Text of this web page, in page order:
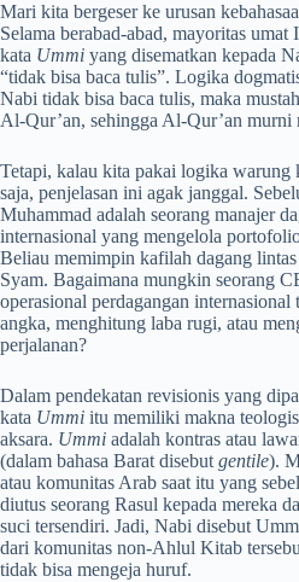
Mari kita bergeser ke urusan
Selama berabad-abad, mayoritas
kata Ummi yang disematkan kepada
“tidak bisa baca tulis”. Logika
Nabi tidak bisa baca tulis, maka
Al-Qur’an, sehingga Al-Qur’an murni
Tetapi, kalau kita pakai logika warung
saja, penjelasan ini agak janggal.
Muhammad adalah seorang manajer
internasional yang mengelola
Beliau memimpin kafilah dagang
Syam. Bagaimana mungkin seorang
operasional perdagangan internasional
angka, menghitung laba rugi, atau
perjalanan?
Dalam pendekatan revisionis yang
kata Ummi itu memiliki makna
aksara. Ummi adalah kontras atau
(dalam bahasa Barat disebutgentile).
atau komunitas Arab saat itu yang
diutus seorang Rasul kepada mereka
suci tersendiri. Jadi, Nabi disebut
dari komunitas non-Ahlul Kitab
tidak bisa mengeja huruf.